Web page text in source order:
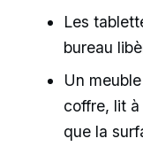
Les
bureau
Un
coffre, lit
que la